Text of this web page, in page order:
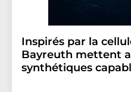
Inspirés par la
Bayreuth mettent
synthétiques